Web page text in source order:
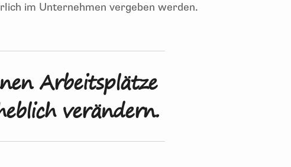
im Unternehmen vergeben werden.
Arbeitsplätze
verändern.